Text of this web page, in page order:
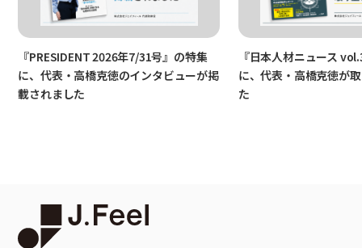
『PRESIDENT 2026年7/31号』の特集
に、代表・高橋克徳のインタビューが掲
載されました
『日本人材ニュース
に、代表・高橋克徳が
た